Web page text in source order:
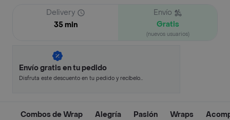
Delivery
35 min
Envío
Gratis
(nuevos usuarios)
Envío gratis en tu pedido
Disfruta este descuento en tu pedido y recíbelo
Combos de Wrap Alegría Pasión Wraps